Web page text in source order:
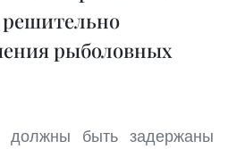
рыболовных
должны быть задержаны